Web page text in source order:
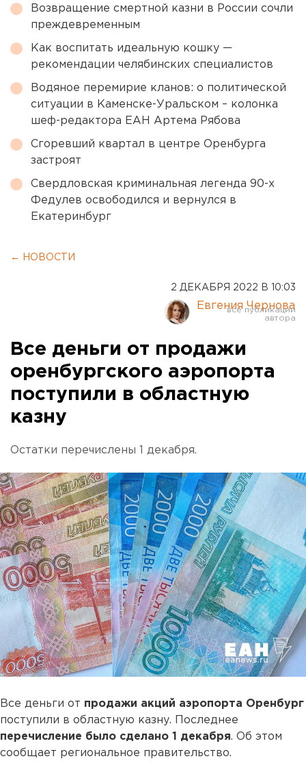
Возвращение смертной казни в России сочли
преждевременным
Как воспитать идеальную кошку —
рекомендации челябинских специалистов
Водяное перемирие кланов: о политической
ситуации в Каменске-Уральском – колонка
шеф-редактора ЕАН Артема Рябова
Сгоревший квартал в центре Оренбурга
застроят
Свердловская криминальная легенда 90-х
Федулев освободился и вернулся в
Екатеринбург
← НОВОСТИ
2 ДЕКАБРЯ 2022 В 10:03
Евгения Чернова
Все деньги от продажи
оренбургского аэропорта
поступили в областную
казну
Остатки перечислены 1 декабря.
Все деньги от продажи акций аэропорта Оренбург
поступили в областную казну. Последнее
перечисление было сделано 1 декабря. Об этом
сообщает региональное правительство.